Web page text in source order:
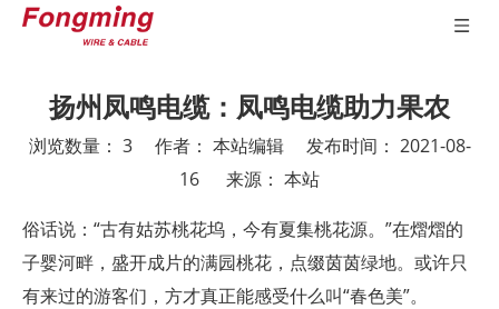
扬州凤鸣电缆：凤鸣电缆助力果农
浏览数量： 3作者： 本站编辑 发布时间： 2021-08-
16 来源： 本站
["wechat","weibo","qzone","douban","email"]
俗话说：“古有姑苏桃花坞，今有夏集桃花源。”在熠熠的
子婴河畔，盛开成片的满园桃花，点缀茵茵绿地。或许只
有来过的游客们，方才真正能感受什么叫“春色美”。